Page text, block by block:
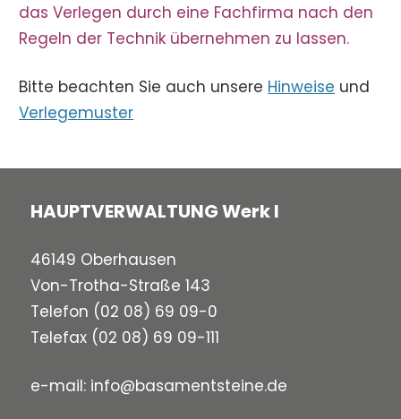
das Verlegen durch eine Fachfirma nach den
Regeln der Technik übernehmen zu lassen.
Bitte beachten Sie auch unsere Hinweise und
Verlegemuster
HAUPTVERWALTUNG Werk I
46149 Oberhausen
Von-Trotha-Straße 143
Telefon (02 08) 69 09-0
Telefax (02 08) 69 09-111
e-mail: info@basamentsteine.de